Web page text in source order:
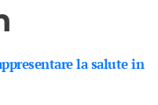
la salute in